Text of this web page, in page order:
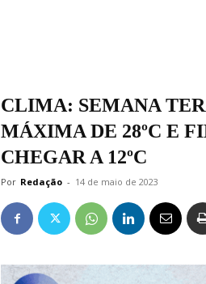
CLIMA: SEMANA
MÁXIMA DE 28ºC E
CHEGAR A 12ºC
Por Redação - 14 de maio de 2023